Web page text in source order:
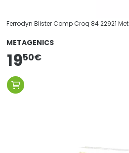
Ferrodyn Blister Comp Croq 84 22921
METAGENICS
1950€